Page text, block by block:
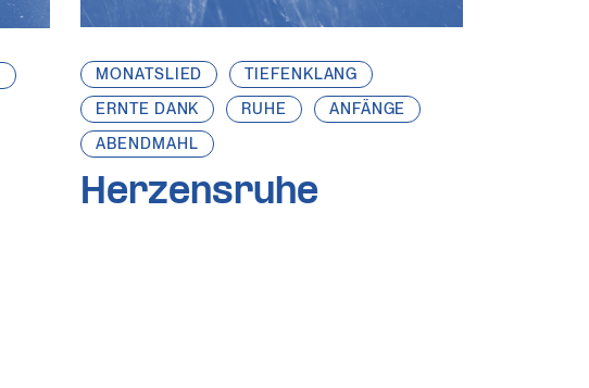
MONATSLIED
TIEFENKLANG
ERNTE DANK
RUHE
ANFÄNGE
ABENDMAHL
Herzensruhe